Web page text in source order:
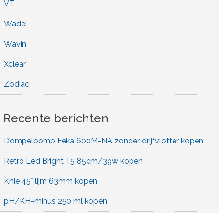
VT
Wadel
Wavin
Xclear
Zodiac
Recente berichten
Dompelpomp Feka 600M-NA zonder drijfvlotter kopen
Retro Led Bright T5 85cm/39w kopen
Knie 45° lijm 63mm kopen
pH/KH-minus 250 ml kopen